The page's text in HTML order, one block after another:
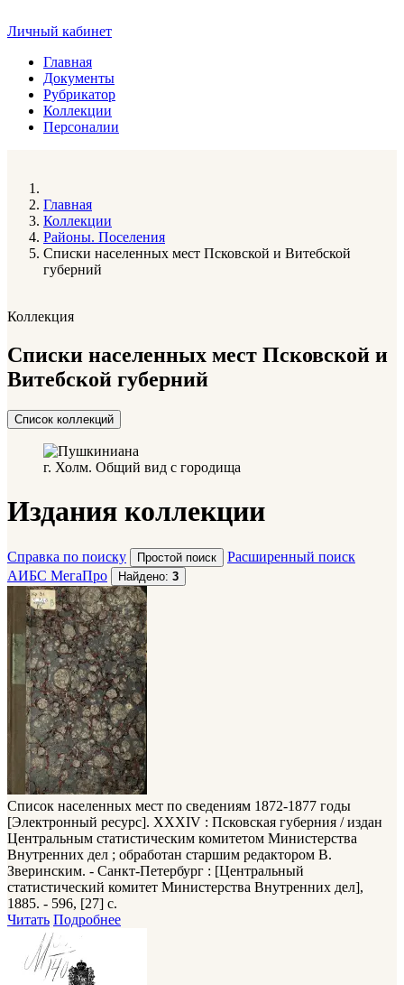
Личный кабинет
Главная
Документы
Рубрикатор
Коллекции
Персоналии
Главная
Коллекции
Районы. Поселения
Списки населенных мест Псковской и Витебской
губерний
Коллекция
Списки населенных мест Псковской и
Витебской губерний
Список коллекций
г. Холм. Общий вид с городища
Издания коллекции
Справка по поиску
Расширенный поиск
АИБС МегаПро
Найдено: 3
Список населенных мест по сведениям 1872-1877 годы
[Электронный ресурс]. XXXIV : Псковская губерния / издан
Центральным статистическим комитетом Министерства
Внутренних дел ; обработан старшим редактором В.
Зверинским. - Санкт-Петербург : [Центральный
статистический комитет Министерства Внутренних дел],
1885. - 596, [27] с.
Читать Подробнее